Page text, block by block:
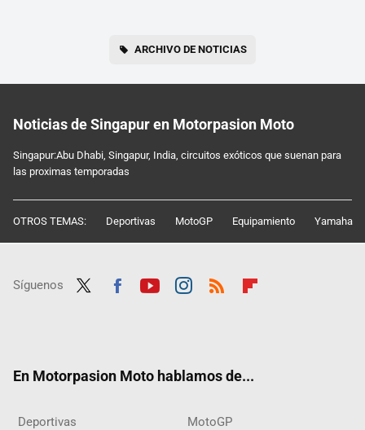
ARCHIVO DE NOTICIAS
Noticias de Singapur en Motorpasion Moto
Singapur:Abu Dhabi, Singapur, India, circuitos exóticos que suenan para
las proximas temporadas
OTROS TEMAS: Deportivas MotoGP Equipamiento Yamaha
Síguenos
En Motorpasion Moto hablamos de...
Deportivas MotoGP